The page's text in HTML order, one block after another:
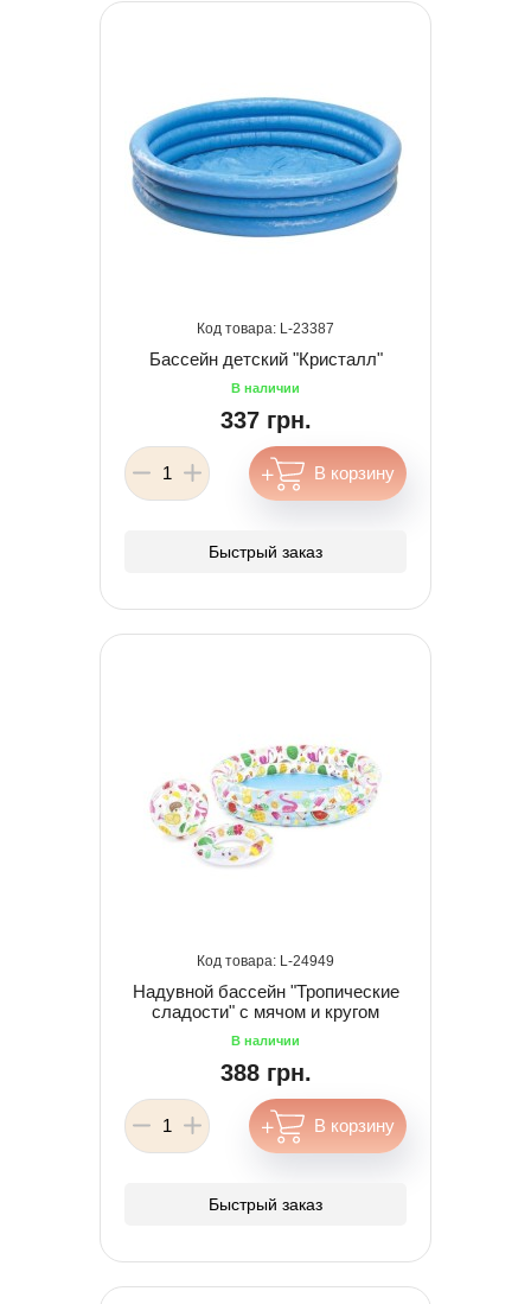
23387
Бассейн детский "Кристалл"
337 грн.
Быстрый заказ
24949
Надувной бассейн "Тропические
сладости" с мячом и кругом
388 грн.
Быстрый заказ